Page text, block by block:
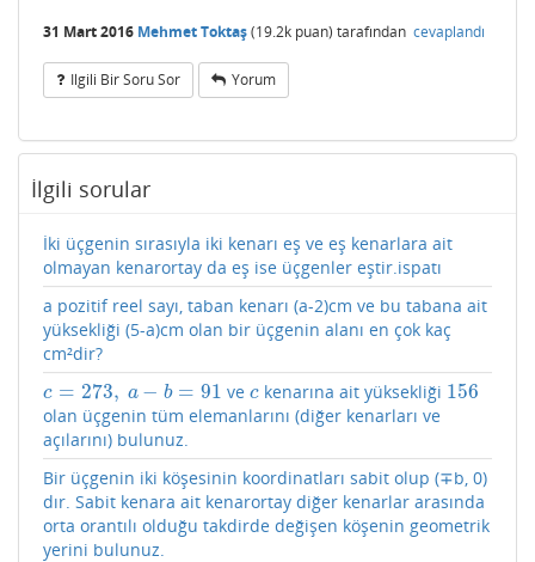
31 Mart 2016 Mehmet Toktaş(19.2k puan) tarafından cevaplandı
Ilgili Bir Soru Sor Yorum
İlgili sorular
İki üçgenin sırasıyla iki kenarı eş ve eş kenarlara ait
olmayan kenarortay da eş ise üçgenler eştir.ispatı
a pozitif reel sayı, taban kenarı (a-2)cm ve bu tabana ait
yüksekliği (5-a)cm olan bir üçgenin alanı en çok kaç
cm²dir?
c = 273, a − b = 91
c=273, a−b =91 vec
c kenarına ait yüksekliği 156
156
olan üçgenin tüm elemanlarını (diğer kenarları ve
açılarını) bulunuz.
Bir üçgenin iki köşesinin koordinatları sabit olup (∓b, 0)
dır. Sabit kenara ait kenarortay diğer kenarlar arasında
orta orantılı olduğu takdirde değişen köşenin geometrik
yerini bulunuz.